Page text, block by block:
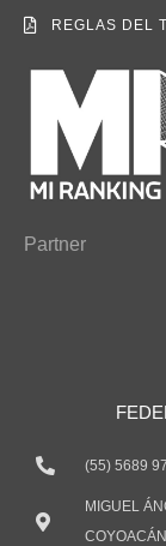
REGLAS DEL
Partner
(55) 5689
MIGUEL